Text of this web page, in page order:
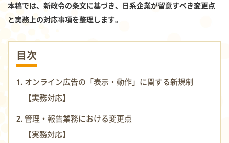
本稿では、新政令の条文に基づき、日系企業が留意すべき変更点
と実務上の対応事項を整理します。
目次
1. オンライン広告の「表示・動作」に関する新規制
【実務対応】
2. 管理・報告業務における変更点
【実務対応】